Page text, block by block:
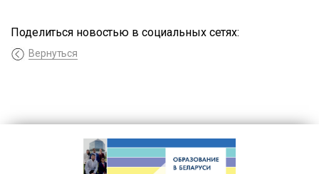
Поделиться новостью в социальных сетях:
Вернуться